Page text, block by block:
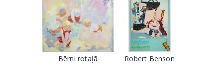
Bērni rotaļā Robert Benson